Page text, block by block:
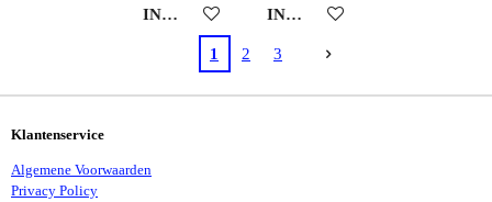
IN WINKELWAGENIN WINKELWAGEN
1 2 3
Klantenservice
Algemene Voorwaarden
Privacy Policy